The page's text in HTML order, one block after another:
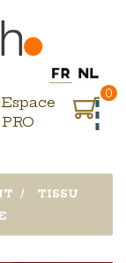
Espace
PRO
0
TISSU